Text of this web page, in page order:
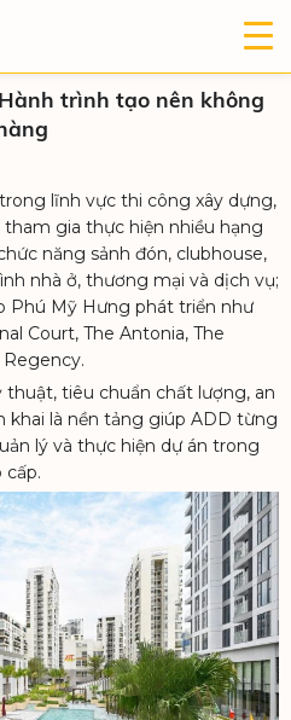
Hành trình tạo nên không
lĩnh vực thi công xây dựng,
gia thực hiện nhiều hạng
năng sảnh đón, clubhouse,
nhà ở, thương mại và dịch vụ;
Phú Mỹ Hưng phát triển như
Court, The Antonia, The
Regency.
thuật, tiêu chuẩn chất lượng, an
khai là nền tảng giúp ADD từng
lý và thực hiện dự án trong
cấp.